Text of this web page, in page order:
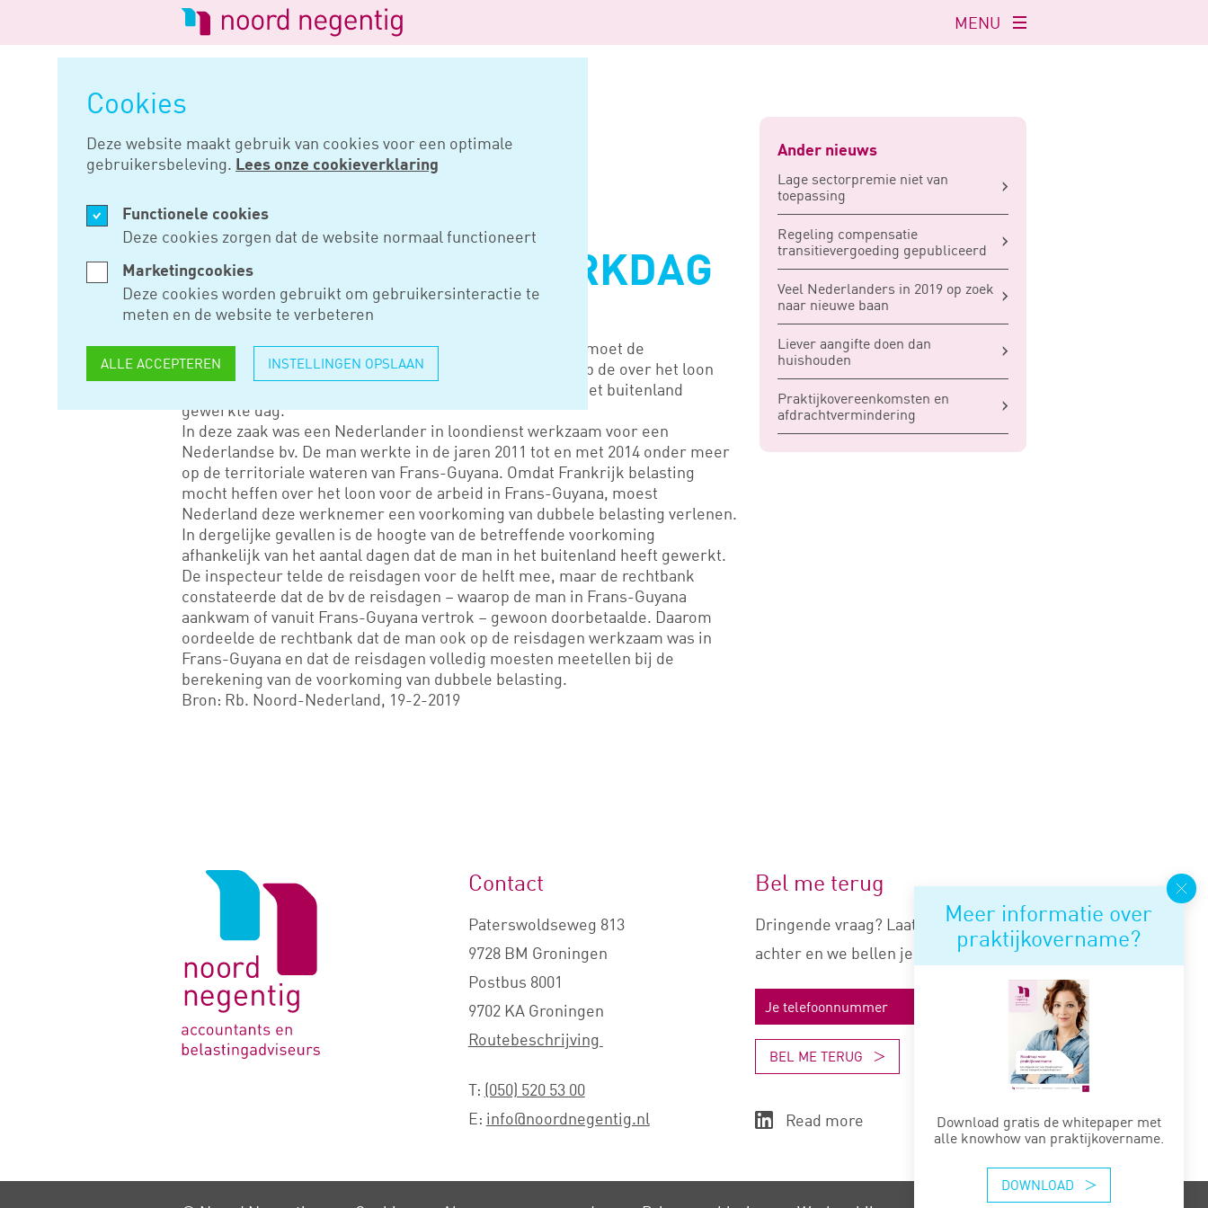
Cookies
Deze website maakt gebruik van cookies voor een optimale
gebruikersbeleving. Lees onze cookieverklaring
Functionele cookies
Deze cookies zorgen dat de website normaal functioneert
Marketingcookies
Deze cookies worden gebruikt om gebruikersinteractie te
meten en de website te verbeteren
ALLE ACCEPTEREN INSTELLINGEN OPSLAAN
Logo
van
Noord
Negentig
Navigatie
openen
MENU
MRT 06, 2019
REISDAG IS EEN
BUITENLANDSE WERKDAG
Heeft een werknemer ook in het buitenland gewerkt en moet de
Belastingdienst hierdoor een vermindering toepassen op de over het loon
verschuldigde belasting, dan telt een reisdag als een in het buitenland
gewerkte dag.
In deze zaak was een Nederlander in loondienst werkzaam voor een
Nederlandse bv. De man werkte in de jaren 2011 tot en met 2014 onder meer
op de territoriale wateren van Frans-Guyana. Omdat Frankrijk belasting
mocht heffen over het loon voor de arbeid in Frans-Guyana, moest
Nederland deze werknemer een voorkoming van dubbele belasting verlenen.
In dergelijke gevallen is de hoogte van de betreffende voorkoming
afhankelijk van het aantal dagen dat de man in het buitenland heeft gewerkt.
De inspecteur telde de reisdagen voor de helft mee, maar de rechtbank
constateerde dat de bv de reisdagen – waarop de man in Frans-Guyana
aankwam of vanuit Frans-Guyana vertrok – gewoon doorbetaalde. Daarom
oordeelde de rechtbank dat de man ook op de reisdagen werkzaam was in
Frans-Guyana en dat de reisdagen volledig moesten meetellen bij de
berekening van de voorkoming van dubbele belasting.
Bron: Rb. Noord-Nederland, 19-2-2019
Ander nieuws
Lage sectorpremie niet van
toepassing
Regeling compensatie
transitievergoeding gepubliceerd
Veel Nederlanders in 2019 op zoek
naar nieuwe baan
Liever aangifte doen dan
huishouden
Praktijkovereenkomsten en
afdrachtvermindering
Meer informatie over
praktijkovername?
Download gratis de whitepaper met
alle knowhow van praktijkovername.
DOWNLOAD
Logo
Contact
Paterswoldseweg 813
9728 BM Groningen
Postbus 8001
9702 KA Groningen
Routebeschrijving
T: (050) 520 53 00
E: info@noordnegentig.nl
Bel me terug
Dringende vraag? Laat je nummer
achter en we bellen je snel terug.
BEL ME TERUG
Read more